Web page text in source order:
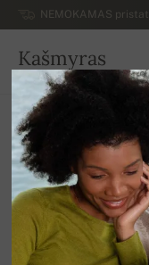
NEMOKAMAS
Kašmyras
LIETUVA
Atgal
Prabangūs
Vyriški megztiniai V